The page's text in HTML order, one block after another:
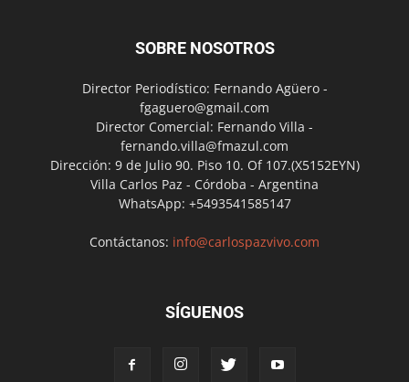
SOBRE NOSOTROS
Director Periodístico: Fernando Agüero -
fgaguero@gmail.com
Director Comercial: Fernando Villa -
fernando.villa@fmazul.com
Dirección: 9 de Julio 90. Piso 10. Of 107.(X5152EYN)
Villa Carlos Paz - Córdoba - Argentina
WhatsApp: +5493541585147
Contáctanos: info@carlospazvivo.com
SÍGUENOS